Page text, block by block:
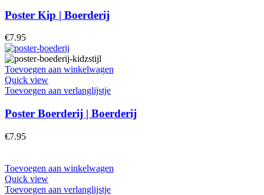
Poster Kip | Boerderij
€7.95
Toevoegen aan winkelwagen
Quick view
Toevoegen aan verlanglijstje
Poster Boerderij | Boerderij
€7.95
Toevoegen aan winkelwagen
Quick view
Toevoegen aan verlanglijstje